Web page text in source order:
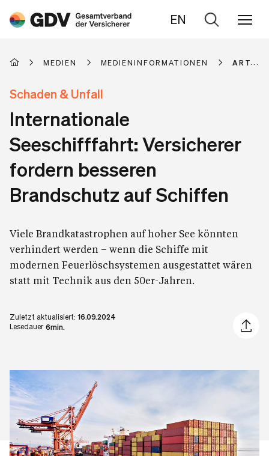
EN
Zur
MEDIEN MEDIENINFORMATIONEN
Schaden & Unfall
Internationale
Seeschifffahrt: Versicherer
fordern besseren
Brandschutz auf Schiffen
Viele Brandkatastrophen auf hoher See könnten
verhindert werden – wenn die Schiffe mit
modernen Feuerlöschsystemen ausgestattet wären
statt mit Technik aus den 50er-Jahren.
Zuletzt aktualisiert: 16.09.2024
Lesedauer 6min.
Artikel